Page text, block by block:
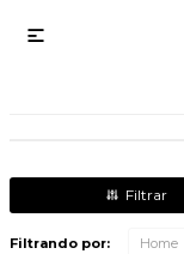

Filtrando por: Home